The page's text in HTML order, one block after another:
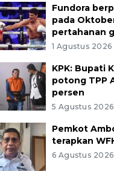
Fundora
pada
pertahanan
1 Agustus 2026
KPK: Bupati
potong TPP
persen
5 Agustus
Pemkot
terapkan
6 Agustus